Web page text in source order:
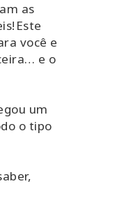
as
Este
você e
e o
um
o tipo